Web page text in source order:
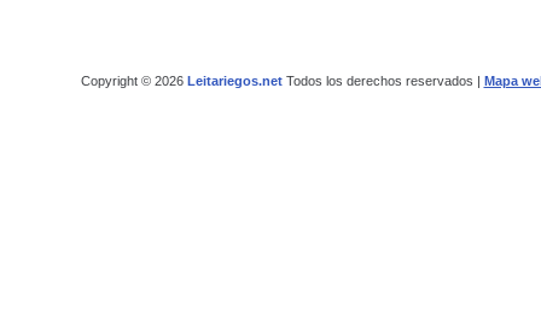
Copyright © 2026 Leitariegos.netTodos los derechos reservados | Mapa